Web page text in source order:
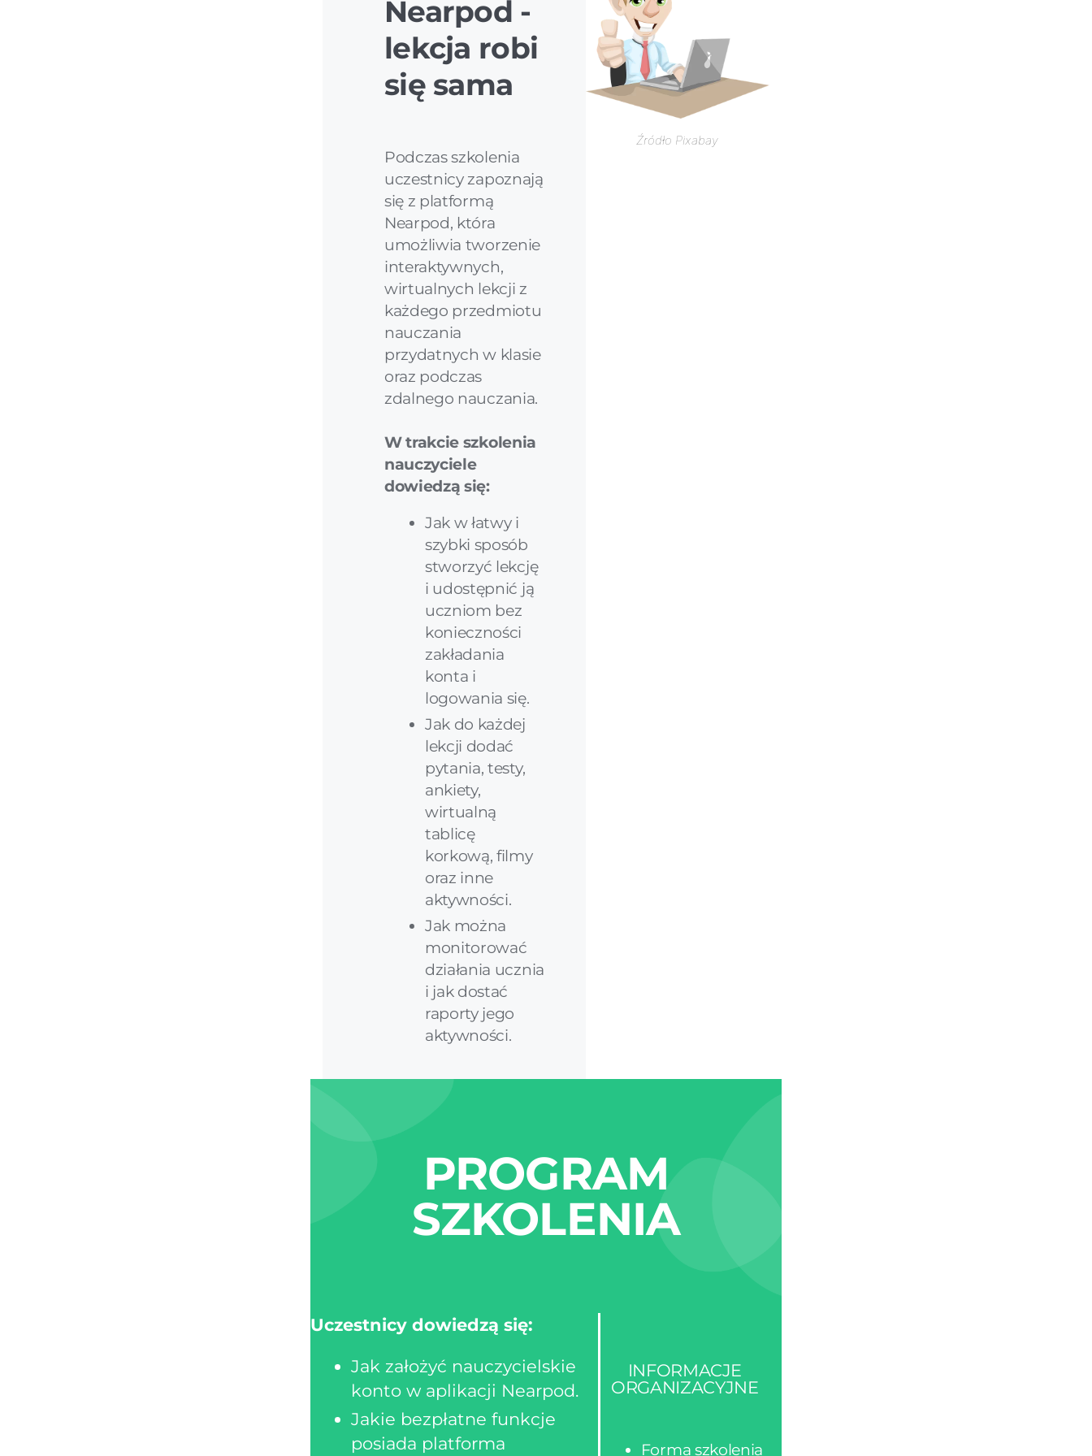
Nearpod -
lekcja robi
się sama
Podczas szkolenia
uczestnicy zapoznają
się z platformą
Nearpod, która
umożliwia tworzenie
interaktywnych,
wirtualnych lekcji z
każdego przedmiotu
nauczania
przydatnych w klasie
oraz podczas
zdalnego nauczania.
W trakcie szkolenia
nauczyciele
dowiedzą się:
Jak w łatwy i
szybki sposób
stworzyć lekcję
i udostępnić ją
uczniom bez
konieczności
zakładania
konta i
logowania się.
Jak do każdej
lekcji dodać
pytania, testy,
ankiety,
wirtualną
tablicę
korkową, filmy
oraz inne
aktywności.
Jak można
monitorować
działania ucznia
i jak dostać
raporty jego
aktywności.
Źródło Pixabay
PROGRAM
SZKOLENIA
Uczestnicy dowiedzą się:
Jak założyć nauczycielskie
konto w aplikacji Nearpod.
Jakie bezpłatne funkcje
posiada platforma
INFORMACJE
ORGANIZACYJNE
Forma szkolenia